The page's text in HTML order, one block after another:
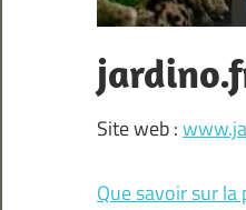
Site web :
Que savoir sur